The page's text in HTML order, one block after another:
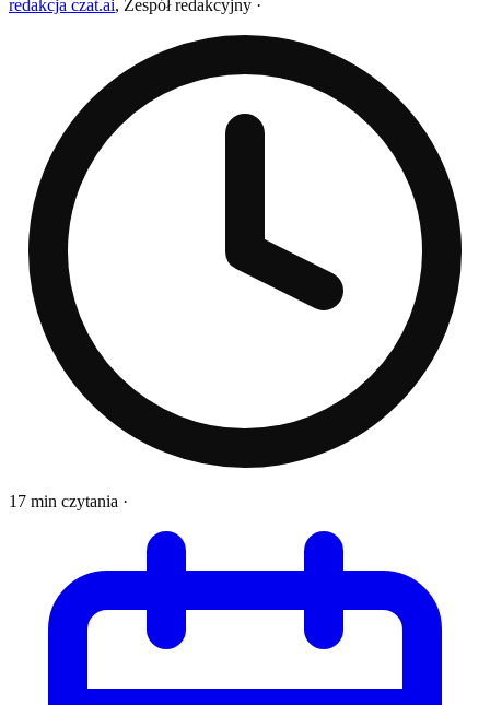
redakcja czat.ai, Zespół redakcyjny ·
17 min czytania ·